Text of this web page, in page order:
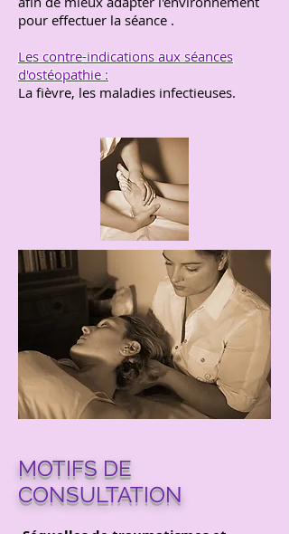
pour effectuer la séance .
Les contre-indications aux séances
d'ostéopathie :
La fièvre, les maladies infectieuses.
MOTIFS DE
CONSULTATION